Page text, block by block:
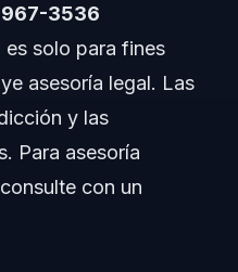
Abogado
por una reclamación de
una lesión cerebral
cerebral traumática en
3536
es solo para fines
asesoría legal. Las
y las
Para asesoría
con un